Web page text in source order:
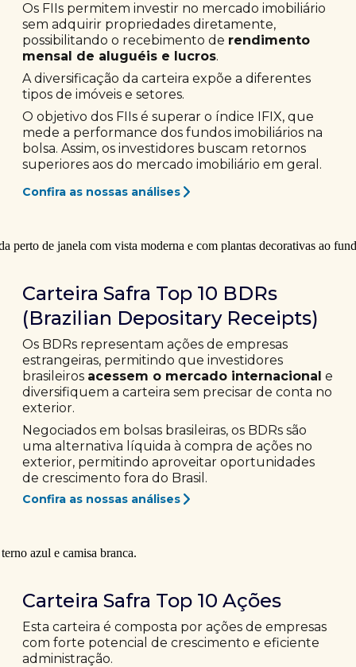
Os FIIs permitem investir no mercado imobiliário
sem adquirir propriedades diretamente,
possibilitando o recebimento de rendimento
mensal de aluguéis e lucros.
A diversificação da carteira expõe a diferentes
tipos de imóveis e setores.
O objetivo dos FIIs é superar o índice IFIX, que
mede a performance dos fundos imobiliários na
bolsa. Assim, os investidores buscam retornos
superiores aos do mercado imobiliário em geral.
Confira as nossas análises
Carteira Safra Top 10 BDRs
(Brazilian Depositary Receipts)
Os BDRs representam ações de empresas
estrangeiras, permitindo que investidores
brasileiros acessem o mercado internacional e
diversifiquem a carteira sem precisar de conta no
exterior.
Negociados em bolsas brasileiras, os BDRs são
uma alternativa líquida à compra de ações no
exterior, permitindo aproveitar oportunidades
de crescimento fora do Brasil.
Confira as nossas análises
Carteira Safra Top 10 Ações
Esta carteira é composta por ações de empresas
com forte potencial de crescimento e eficiente
administração.